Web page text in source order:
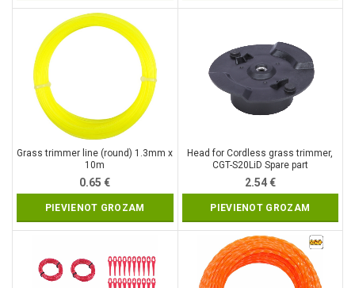
Grass trimmer line (round) 1.3mm x
10m
0.65€
PIEVIENOT GROZAM
Head for Cordless grass trimmer,
CGT-S20LiD Spare part
2.54€
PIEVIENOT GROZAM